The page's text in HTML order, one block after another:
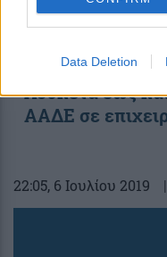
Data Deletion
Λουκέτα έως
ΑΑΔΕ σε
22:05, 6 Ιουλίου 2019